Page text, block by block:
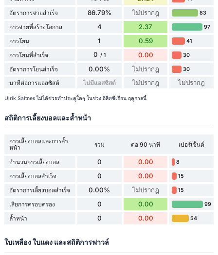
อัตราการจ่ายสำเร็จ 86.79% ไม่ปรากฎ 83
การจ่ายที่สร้างโอกาส 4 2.37 97
การโยน 1 0.59 41
การโยนที่สำเร็จ 0 / 1 0.00 30
อัตราการโยนสำเร็จ 0.00% ไม่ปรากฎ 30
นาทีต่อการแอสซิสต์ ไม่มีแอสซิสต์ ไม่ปรากฎ ไม่ปรากฎ
Ulrik Saltnes ไม่ได้ช่วยทำประตูใดๆ ในช่วง อิลีทซีเรียน ฤดูกาลนี้
สถิติการเลี้ยงบอลและล้ำหน้า
การเลี้ยงบอลและการล้ำ
หน้า
รวม ต่อ 90 นาที เปอร์เซ็นต์
จำนวนการเลี้ยงบอล 0 0.00 8
การเลี้ยงบอลสำเร็จ 0 0.00 15
อัตราการเลี้ยงบอลสำเร็จ 0.00% ไม่ปรากฎ 15
เสียการครอบครอง 0 0.00 99
ล้ำหน้า 0 0.00 54
ใบเหลือง ใบแดง และสถิติการฟาวล์